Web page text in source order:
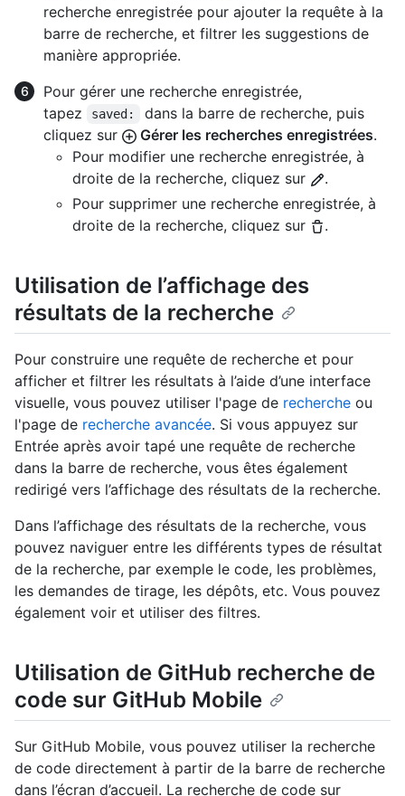
recherche enregistrée pour ajouter la requête à la
barre de recherche, et filtrer les suggestions de
manière appropriée.
Pour gérer une recherche enregistrée,
tapez
saved:
dans la barre de recherche, puis
cliquez sur
Gérer les recherches enregistrées.
Pour modifier une recherche enregistrée, à
droite de la recherche, cliquez sur
.
Pour supprimer une recherche enregistrée, à
droite de la recherche, cliquez sur
.
Utilisation de l’affichage des
résultats de la recherche
Pour construire une requête de recherche et pour
afficher et filtrer les résultats à l’aide d’une interface
visuelle, vous pouvez utiliser l'page de recherche ou
l'page de recherche avancée. Si vous appuyez sur
Entrée après avoir tapé une requête de recherche
dans la barre de recherche, vous êtes également
redirigé vers l’affichage des résultats de la recherche.
Dans l’affichage des résultats de la recherche, vous
pouvez naviguer entre les différents types de résultat
de la recherche, par exemple le code, les problèmes,
les demandes de tirage, les dépôts, etc. Vous pouvez
également voir et utiliser des filtres.
Utilisation de GitHub recherche de
code sur GitHub Mobile
Sur GitHub Mobile, vous pouvez utiliser la recherche
de code directement à partir de la barre de recherche
dans l’écran d’accueil. La recherche de code sur